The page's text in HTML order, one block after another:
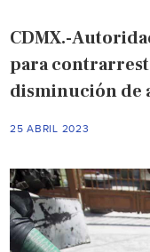
CDMX.-
para
disminución de
25 ABRIL 2023